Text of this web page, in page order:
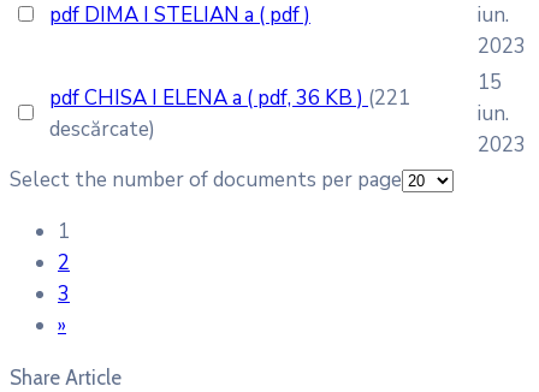
pdf DIMA I STELIAN a ( pdf )
iun.
2023
pdfCHISA I ELENA a ( pdf, 36 KB ) (221
descărcate)
15
iun.
2023
Select the number of documents per page
1
2
3
»
Share Article